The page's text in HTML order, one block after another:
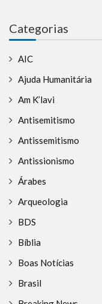
Categorias
AIC
Ajuda Humanitária
Am K’lavi
Antisemitismo
Antissemitismo
Antissionismo
Árabes
Arqueologia
BDS
Bíblia
Boas Notícias
Brasil